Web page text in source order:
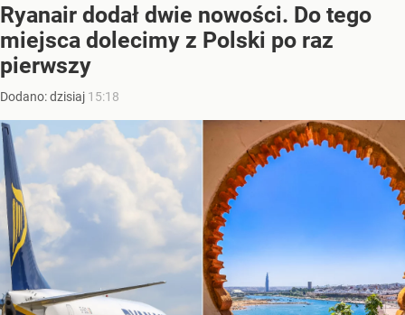
Ryanair dodał dwie nowości. Do tego
miejsca dolecimy z Polski po raz
pierwszy
Dodano:dzisiaj 15:18